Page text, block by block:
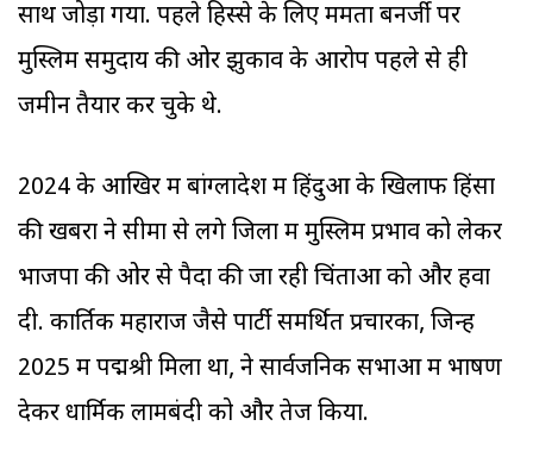
साथ जोड़ा गया. पहले हिस्से के लिए ममता बनर्जी पर
मुस्लिम समुदाय की ओर झुकाव के आरोप पहले से ही
जमीन तैयार कर चुके थे.
2024 के आखिर में बांग्लादेश में हिंदुओं के खिलाफ हिंसा
की खबरों ने सीमा से लगे जिलों में मुस्लिम प्रभाव को लेकर
भाजपा की ओर से पैदा की जा रही चिंताओं को और हवा
दी. कार्तिक महाराज जैसे पार्टी समर्थित प्रचारकों, जिन्हें
2025 में पद्मश्री मिला था, ने सार्वजनिक सभाओं में भाषण
देकर धार्मिक लामबंदी को और तेज किया.